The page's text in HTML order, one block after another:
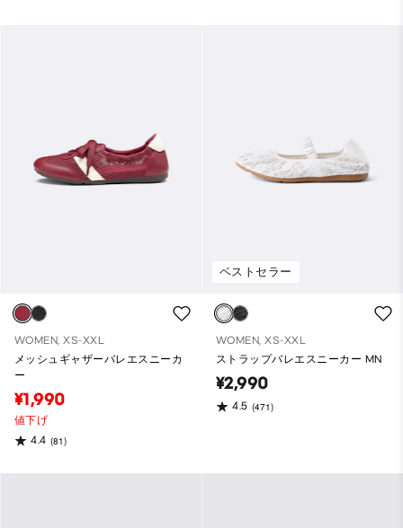
WOMEN, XS-XXL
メッシュギャザーバレエスニーカ
ー
¥1,990
値下げ
4.4 (81)
ベストセラー
WOMEN, XS-XXL
ストラップバレエスニーカー MN
¥2,990
4.5 (471)